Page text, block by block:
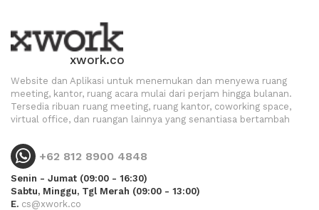
xwork.co
Website dan Aplikasi untuk menemukan dan menyewa ruang
meeting, kantor, ruang acara mulai dari perjam hingga bulanan.
Tersedia ribuan ruang meeting, ruang kantor, coworking space,
virtual office, dan ruangan lainnya yang senantiasa bertambah
+62 812 8900 4848
Senin - Jumat (09:00 - 16:30)
Sabtu, Minggu, Tgl Merah (09:00 - 13:00)
E. cs@xwork.co